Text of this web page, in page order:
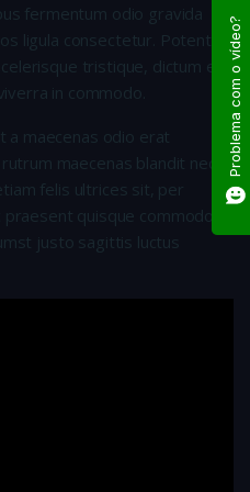
fermentum odio gravida
ligula consectetur. Potenti
tristique, dictum eu
in commodo.
a maecenas odio erat
maecenas blandit nec
felis ultrices sit, per
quisque commodo
justo sagittis luctus
Problema com o vídeo?